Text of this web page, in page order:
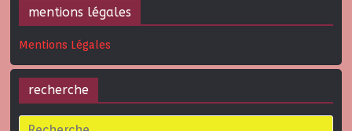
mentions légales
Mentions Légales
recherche